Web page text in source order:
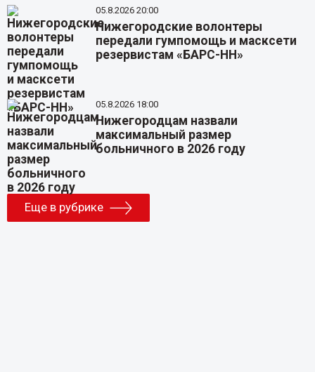
05.8.2026 20:00
Нижегородские волонтеры
передали гумпомощь и масксети
резервистам «БАРС-НН»
05.8.2026 18:00
Нижегородцам назвали
максимальный размер
больничного в 2026 году
Еще в рубрике